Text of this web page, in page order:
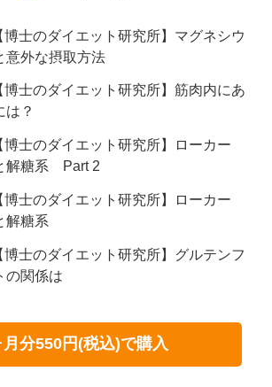
博士のダイエット研究所】マグネシウ
意外な摂取方法
博士のダイエット研究所】筋肉内にあ
は？
博士のダイエット研究所】ローカー
解糖系 Part 2
博士のダイエット研究所】ローカー
解糖系
博士のダイエット研究所】グルテンフ
の関係は
月分550円(税込)で購入